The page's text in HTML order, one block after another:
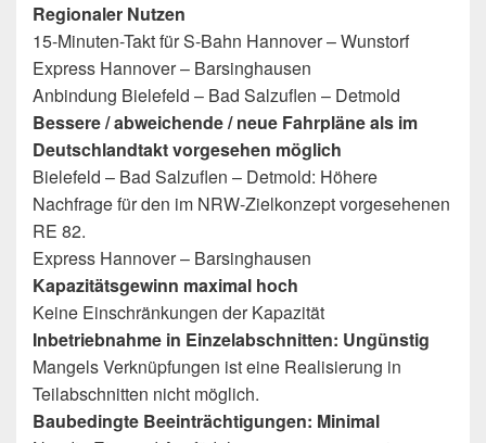
Regionaler Nutzen
15-Minuten-Takt für S-Bahn Hannover – Wunstorf
Express Hannover – Barsinghausen
Anbindung Bielefeld – Bad Salzuflen – Detmold
Bessere / abweichende / neue Fahrpläne als im
Deutschlandtakt vorgesehen möglich
Bielefeld – Bad Salzuflen – Detmold: Höhere
Nachfrage für den im NRW-Zielkonzept vorgesehenen
RE 82.
Express Hannover – Barsinghausen
Kapazitätsgewinn maximal hoch
Keine Einschränkungen der Kapazität
Inbetriebnahme in Einzelabschnitten: Ungünstig
Mangels Verknüpfungen ist eine Realisierung in
Teilabschnitten nicht möglich.
Baubedingte Beeinträchtigungen: Minimal